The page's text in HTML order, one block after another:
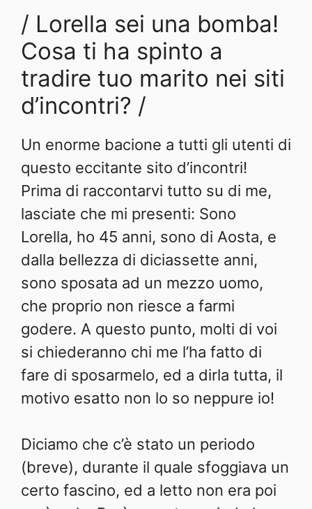
/ Lorella sei una bomba!
Cosa ti ha spinto a
tradire tuo marito nei siti
d’incontri? /
Un enorme bacione a tutti gli utenti di
questo eccitante sito d’incontri!
Prima di raccontarvi tutto su di me,
lasciate che mi presenti: Sono
Lorella, ho 45 anni, sono di Aosta, e
dalla bellezza di diciassette anni,
sono sposata ad un mezzo uomo,
che proprio non riesce a farmi
godere. A questo punto, molti di voi
si chiederanno chi me l’ha fatto di
fare di sposarmelo, ed a dirla tutta, il
motivo esatto non lo so neppure io!
Diciamo che c’è stato un periodo
(breve), durante il quale sfoggiava un
certo fascino, ed a letto non era poi